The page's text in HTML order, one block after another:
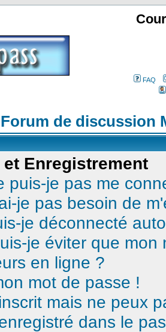
FAQ
de discussion
Enregistrement
puis-je pas me
je pas besoin de
je déconnecté
je éviter que
en ligne ?
mot de passe !
mais ne peux
dans le